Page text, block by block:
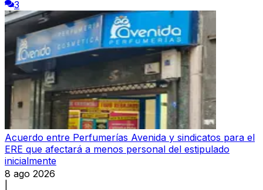
3
Acuerdo entre Perfumerías Avenida y sindicatos para el
ERE que afectará a menos personal del estipulado
inicialmente
8 ago 2026